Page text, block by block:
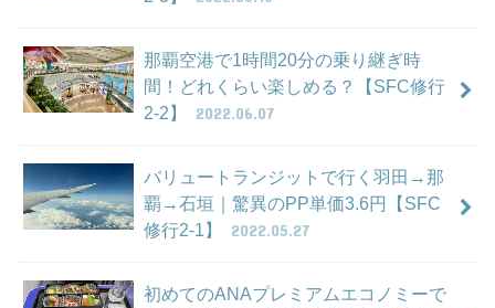
那覇空港で1時間20分の乗り継ぎ時
間！どれくらい楽しめる？【SFC修行
2-2】
2022.06.07
バリュートランジットで行く羽田→那
覇→石垣｜驚異のPP単価3.6円【SFC
修行2-1】
2022.05.27
初めてのANAプレミアムエコノミーで